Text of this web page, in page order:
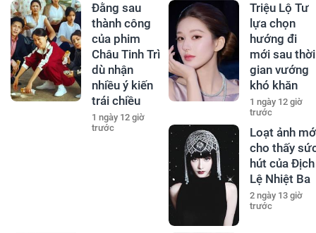
Đằng sau
thành công
của phim
Châu Tinh Trì
dù nhận
nhiều ý kiến
trái chiều
1 ngày 12 giờ
trước
Triệu Lộ Tư
lựa chọn
hướng đi
mới sau thời
gian vướng
khó khăn
1 ngày 12 giờ
trước
Loạt ảnh
cho thấy
hút của Địch
Lệ Nhiệt Ba
2 ngày 13 giờ
trước